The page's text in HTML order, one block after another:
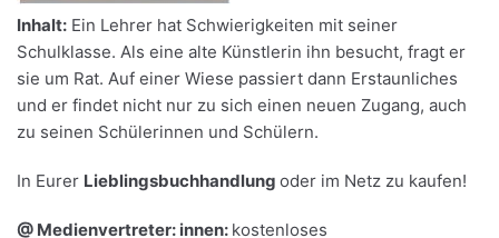
Inhalt: Ein Lehrer hat Schwierigkeiten mit seiner
Schulklasse. Als eine alte Künstlerin ihn besucht, fragt er
sie um Rat. Auf einer Wiese passiert dann Erstaunliches
und er findet nicht nur zu sich einen neuen Zugang, auch
zu seinen Schülerinnen und Schülern.
In Eurer Lieblingsbuchhandlung oder im Netz zu kaufen!
@ Medienvertreter: innen: kostenloses